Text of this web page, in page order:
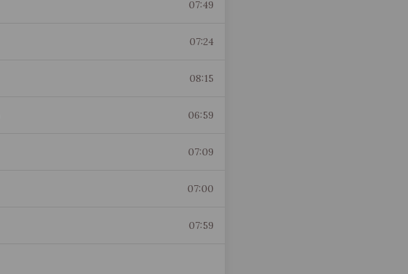
07:49
07:24
08:15
06:59
07:09
07:00
07:59